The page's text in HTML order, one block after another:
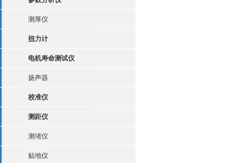
测厚仪
扭力计
电机寿命测试仪
扬声器
校准仪
测距仪
测堵仪
贴地仪